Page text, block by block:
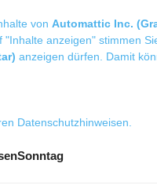
von Automattic Inc.
anzeigen" stimmen
anzeigen dürfen. Damit
Datenschutzhinweisen